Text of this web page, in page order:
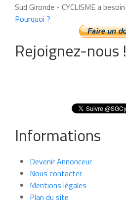
Sud Gironde - CYCLISME a
Pourquoi ?
Rejoignez-nous !
Informations
Devenir Annonceur
Nous contacter
Mentions légales
Plan du site